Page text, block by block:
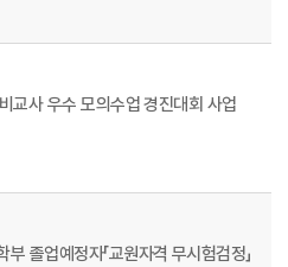
교사 우수 모의수업 경진대회 사업
졸업예정자「교원자격 무시험검정」